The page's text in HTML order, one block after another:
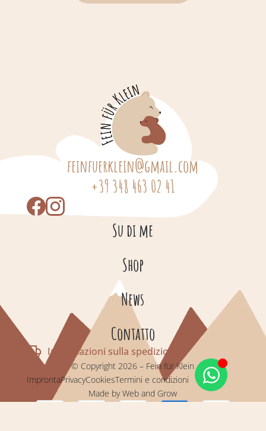
feinfuerklein@gmail.com
+39 348 463 02 41
Su di me
Shop
News
Contatto
Informazioni sulla spedizione
© Copyright 2026 – Fein für Klein
ImprontaPrivacyCookiesTermini e condizioni
Made by Web and Grow